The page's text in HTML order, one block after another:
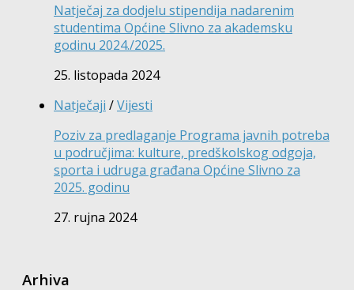
Natječaj za dodjelu stipendija nadarenim
studentima Općine Slivno za akademsku
godinu 2024./2025.
25. listopada 2024
Natječaji /Vijesti
Poziv za predlaganje Programa javnih potreba
u područjima: kulture, predškolskog odgoja,
sporta i udruga građana Općine Slivno za
2025. godinu
27. rujna 2024
Arhiva